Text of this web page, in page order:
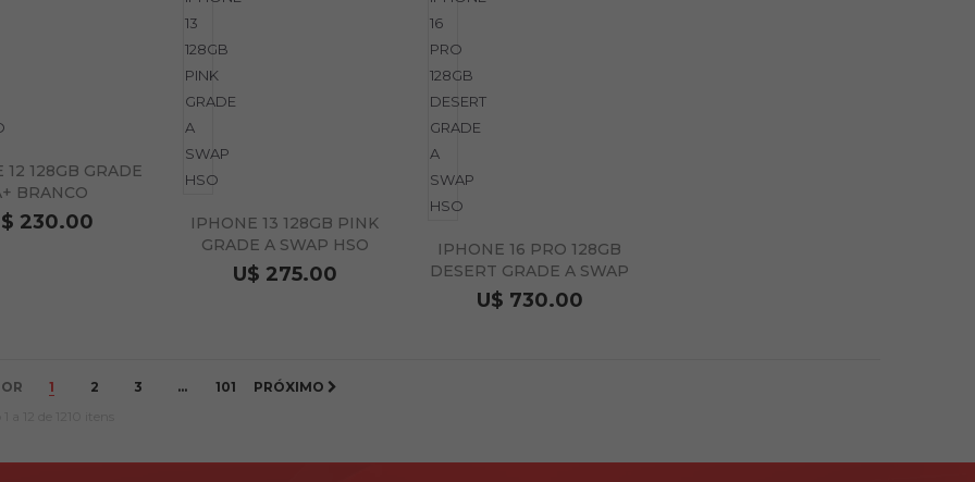
128GB GRADE
BRANCO
230.00
IPHONE 13 128GB PINK
GRADE A SWAP HSO
U$ 275.00
IPHONE 16 PRO 128GB
DESERT GRADE A SWAP
HSO
U$ 730.00
1 2 3 ... 101
PRÓXIMO